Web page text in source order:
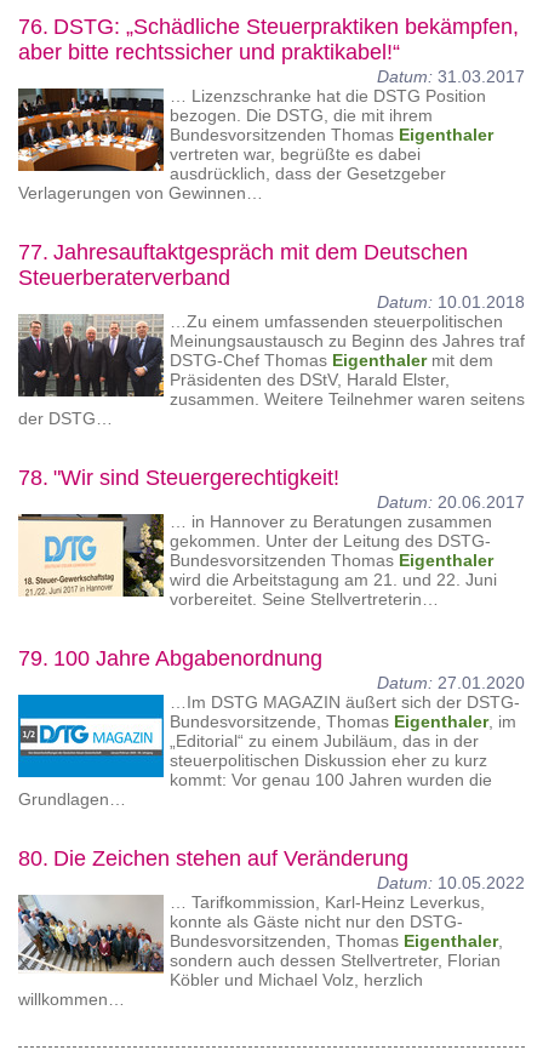
76. DSTG: „Schädliche Steuerpraktiken bekämpfen,
aber bitte rechtssicher und praktikabel!“
Datum: 31.03.2017
… Lizenzschranke hat die DSTG Position
bezogen. Die DSTG, die mit ihrem
Bundesvorsitzenden Thomas Eigenthaler
vertreten war, begrüßte es dabei
ausdrücklich, dass der Gesetzgeber
Verlagerungen von Gewinnen…
77. Jahresauftaktgespräch mit dem Deutschen
Steuerberaterverband
Datum: 10.01.2018
…Zu einem umfassenden steuerpolitischen
Meinungsaustausch zu Beginn des Jahres traf
DSTG-Chef Thomas Eigenthalermit dem
Präsidenten des DStV, Harald Elster,
zusammen. Weitere Teilnehmer waren seitens
der DSTG…
78. "Wir sind Steuergerechtigkeit!
Datum: 20.06.2017
… in Hannover zu Beratungen zusammen
gekommen. Unter der Leitung des DSTG-
Bundesvorsitzenden Thomas Eigenthaler
wird die Arbeitstagung am 21. und 22. Juni
vorbereitet. Seine Stellvertreterin…
79. 100 Jahre Abgabenordnung
Datum: 27.01.2020
…Im DSTG MAGAZIN äußert sich der DSTG-
Bundesvorsitzende, Thomas Eigenthaler, im
„Editorial“ zu einem Jubiläum, das in der
steuerpolitischen Diskussion eher zu kurz
kommt: Vor genau 100 Jahren wurden die
Grundlagen…
80. Die Zeichen stehen auf Veränderung
Datum: 10.05.2022
… Tarifkommission, Karl-Heinz Leverkus,
konnte als Gäste nicht nur den DSTG-
Bundesvorsitzenden, Thomas Eigenthaler,
sondern auch dessen Stellvertreter, Florian
Köbler und Michael Volz, herzlich
willkommen…